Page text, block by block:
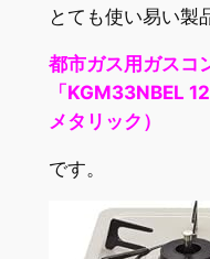
とても使い易い製
都市ガス用ガスコ
「KGM33NBEL
メタリック）
です。